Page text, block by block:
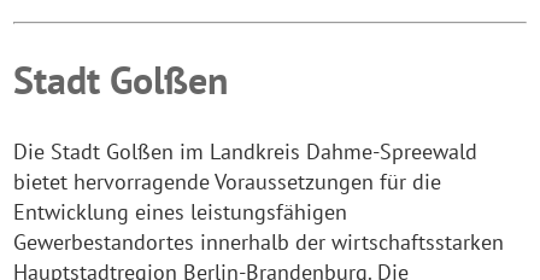
Stadt Golßen
Die Stadt Golßen im Landkreis Dahme-Spreewald
bietet hervorragende Voraussetzungen für die
Entwicklung eines leistungsfähigen
Gewerbestandortes innerhalb der wirtschaftsstarken
Hauptstadtregion Berlin-Brandenburg. Die